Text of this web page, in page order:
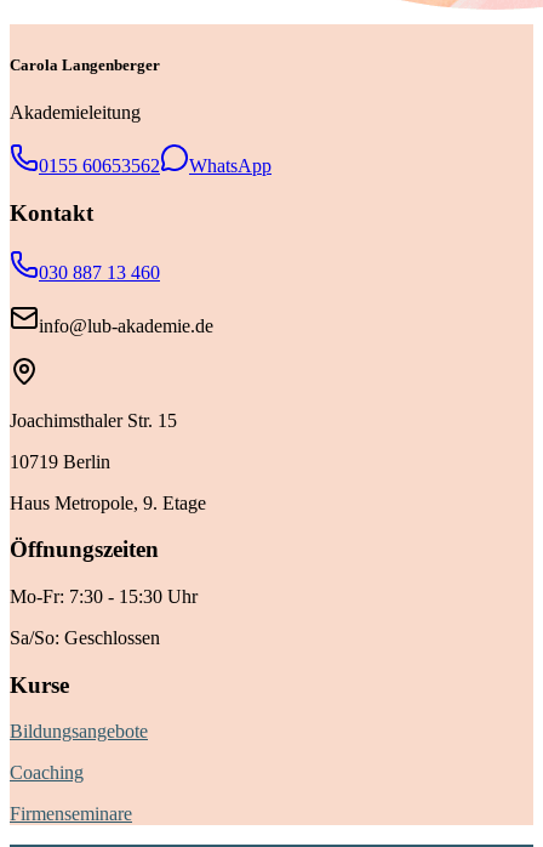
Carola Langenberger
Akademieleitung
0155 60653562 WhatsApp
Kontakt
030 887 13 460
info@lub-akademie.de
Joachimsthaler Str. 15
10719 Berlin
Haus Metropole, 9. Etage
Öffnungszeiten
Mo-Fr: 7:30 - 15:30 Uhr
Sa/So: Geschlossen
Kurse
Bildungsangebote
Coaching
Firmenseminare